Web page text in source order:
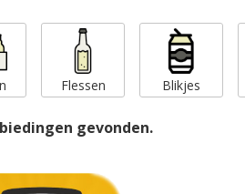
Flessen Blikjes
gevonden.